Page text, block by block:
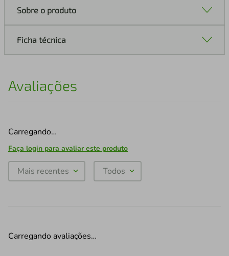
Sobre o produto
Ficha técnica
Avaliações
Carregando…
Faça login para avaliar este produto
Mais recentes Todos
Carregando avaliações…